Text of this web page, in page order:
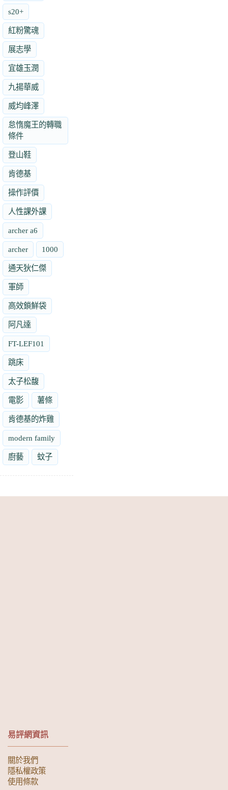
s20+
紅粉驚魂
展志學
宜雄玉潤
九揚華威
威均峰澤
怠惰魔王的轉職
條件
登山鞋
肯德基
操作評價
人性課外課
archer a6
archer 1000
通天狄仁傑
軍師
高效鎖鮮袋
阿凡達
FT-LEF101
跳床
太子松馥
電影 薯條
肯德基的炸雞
modern family
廚藝 蚊子
易評網資訊
關於我們
隱私權政策
使用條款